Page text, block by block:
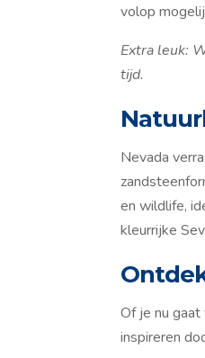
volop
Extra leuk:
tijd.
Nevada
en wildlife,
kleurrijke
Of je nu
inspireren